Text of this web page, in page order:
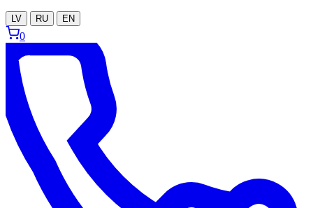
LV RU EN
0